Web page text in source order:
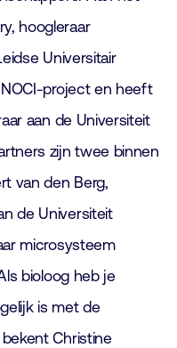
hoogleraar
Universitair
project en heeft
aan de Universiteit
zijn twee binnen
van den Berg,
de Universiteit
microsysteem
bioloog heb je
is met de
Christine